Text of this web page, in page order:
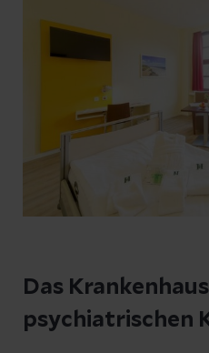
Das
psychiatrischen